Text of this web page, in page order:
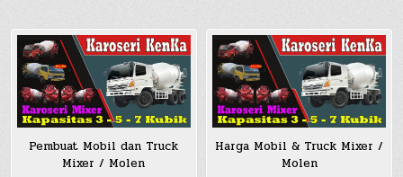
Pembuat Mobil dan Truck
Mixer / Molen
Harga Mobil & Truck Mixer /
Molen